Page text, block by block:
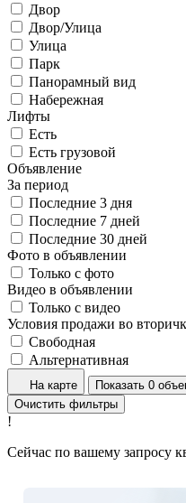
Двор
Двор/Улица
Улица
Парк
Панорамный вид
Набережная
Лифты
Есть
Есть грузовой
Объявление
За период
Последние 3 дня
Последние 7 дней
Последние 30 дней
Фото в объявлении
Только с фото
Видео в объявлении
Только с видео
Условия продажи во
Свободная
Альтернативная
На карте
Показать 0
Очистить фильтры
!
Сейчас по вашему запросу